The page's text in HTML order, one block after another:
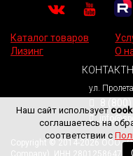
Каталог товаров
Лизинг
О
ул.
8
Copyright © 2014-2026 ООО
Company). ИНН 2801258647.
Наш сайт использует
соглашаетесь на
соответствии с